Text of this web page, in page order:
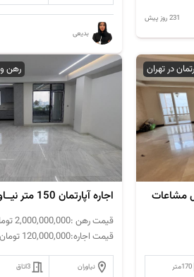
231 روز پیش
بدیعی
در تهران
170متر
رهن و
اجاره آپارتمان 150 متر نیــاوران
قیمت رهن :2,000,000,000
قیمت اجاره:120,000,000 تومان
نیاوران 3اتاق